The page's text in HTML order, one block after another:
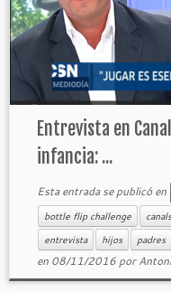
Entrevista en
infancia: ...
Esta entrada se publicó en
bottle flip challenge
entrevista
hijos padres
en 08/11/2016 por